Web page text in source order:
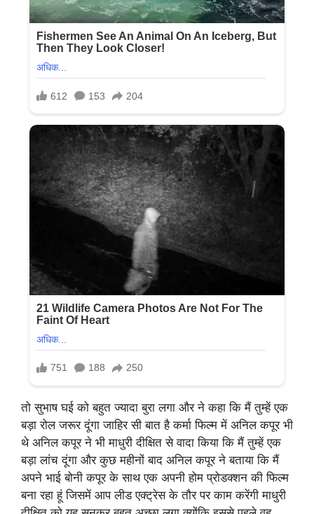
तो सुभाष घई को बहुत ज्यादा बुरा लगा और ने कहा कि मैं तुम्हें एक
बड़ा रोल जरूर दूंगा जाहिर सी बात है कर्मा फिल्म में अनिल कपूर भी
थे अनिल कपूर ने भी माधुरी दीक्षित से वादा किया कि मैं तुम्हें एक
बड़ा लांच दूंगा और कुछ महीनों बाद अनिल कपूर ने बताया कि मैं
अपने भाई बोनी कपूर के साथ एक अपनी होम प्रोडक्शन की फिल्म
बना रहा हूं जिसमें आप लीड एक्ट्रेस के तौर पर काम करेंगी माधुरी